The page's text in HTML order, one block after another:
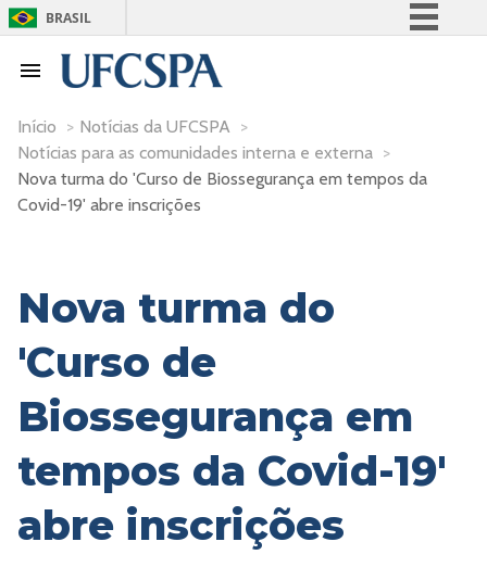
BRASIL
Acesso à informação
Legislação
Início > Notícias da UFCSPA >
Notícias para as comunidades interna e externa >
Nova turma do 'Curso de Biossegurança em tempos da
Covid-19' abre inscrições
Nova turma do
'Curso de
Biossegurança em
tempos da Covid-19'
abre inscrições